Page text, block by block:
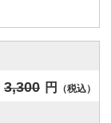
3,300 円 （税込）